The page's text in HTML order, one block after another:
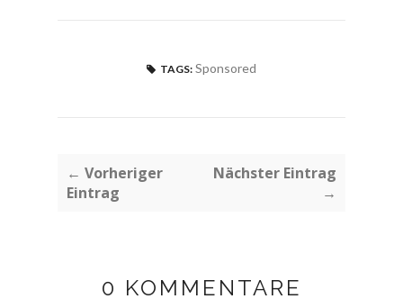
TAGS: Sponsored
← Vorheriger
Eintrag
Nächster Eintrag
→
0 KOMMENTARE